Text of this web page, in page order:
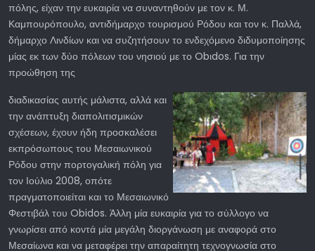
πόλης, είχαν την ευκαιρία να συναντηθούν με τον κ. Μ.
Καμπουρόπουλο, αντιδήμαρχο τουρισμού Ρόδου και τον κ. Παλλά,
δήμαρχο Λινδίων και να συζητήσουν το ενδεχόμενο διδυμοποίησης
μίας εκ των δύο πόλεων του νησιού με το Obιdos. Για την
προώθηση της
διαδικασίας αυτής μάλιστα, αλλά και
την ανάπτυξη διαπολιτισμικών
σχέσεων, έχουν ήδη προσκαλέσει
εκπρόσωπους του Μεσαιωνικού
Ρόδου στην πορτογαλική πόλη για
τον Ιούλιο 2008, οπότε
πραγματοποιείται και το Μεσαιωνικό
Φεστιβάλ του Obidos. Άλλη μία ευκαιρία για το σύλλογο να
γνωρίσει από κοντά μία μεγάλη διοργάνωση με αναφορά στο
Μεσαίωνα και να μεταφέρει την απαραίτητη τεχνογνωσία στο